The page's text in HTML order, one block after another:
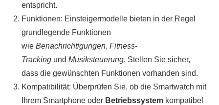
entspricht.
Funktionen: Einsteigermodelle bieten in der Regel
grundlegende Funktionen
wie Benachrichtigungen, Fitness-
Tracking und Musiksteuerung. Stellen Sie sicher,
dass die gewünschten Funktionen vorhanden sind.
Kompatibilität: Überprüfen Sie, ob die Smartwatch mit
Ihrem Smartphone oder Betriebssystem kompatibel